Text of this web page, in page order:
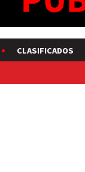
CLASIFICADOS